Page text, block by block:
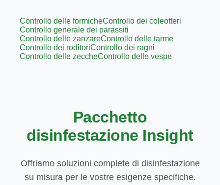
Controllo delle formicheControllo dei coleotteri
Controllo generale dei parassiti
Controllo delle zanzareControllo delle tarme
Controllo dei roditoriControllo dei ragni
Controllo delle zeccheControllo delle vespe
Pacchetto
disinfestazione Insight
Offriamo soluzioni complete di disinfestazione
su misura per le vostre esigenze specifiche.